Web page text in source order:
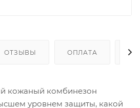
ОТЗЫВЫ ОПЛАТА
кожаный комбинезон
уровнем защиты, какой